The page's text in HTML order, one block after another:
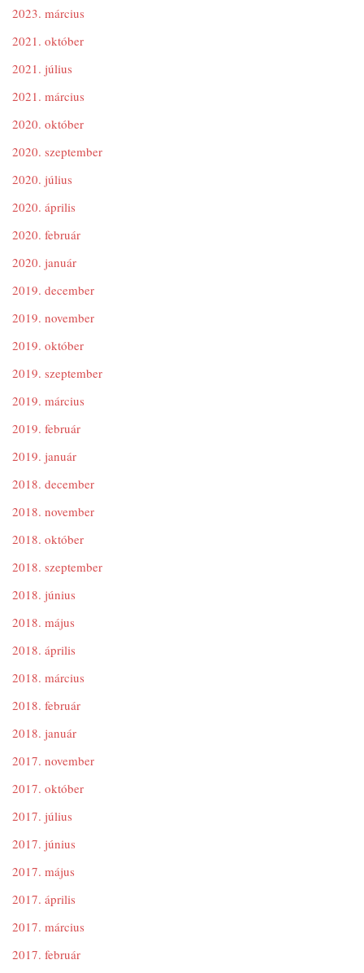
2023. március
2021. október
2021. július
2021. március
2020. október
2020. szeptember
2020. július
2020. április
2020. február
2020. január
2019. december
2019. november
2019. október
2019. szeptember
2019. március
2019. február
2019. január
2018. december
2018. november
2018. október
2018. szeptember
2018. június
2018. május
2018. április
2018. március
2018. február
2018. január
2017. november
2017. október
2017. július
2017. június
2017. május
2017. április
2017. március
2017. február